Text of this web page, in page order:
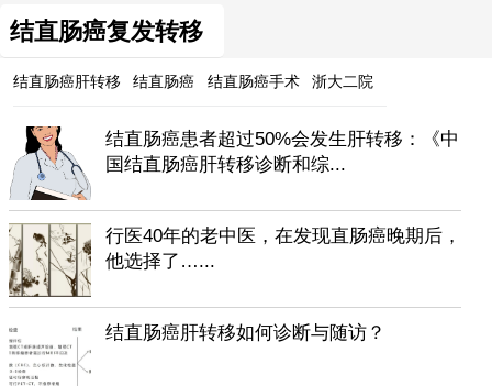
结直肠癌复发转移
结直肠癌肝转移 结直肠癌 结直肠癌手术 浙大二院
结直肠癌患者超过50%会发生肝转移：《中
国结直肠癌肝转移诊断和综...
行医40年的老中医，在发现直肠癌晚期后，
他选择了…...
结直肠癌肝转移如何诊断与随访？